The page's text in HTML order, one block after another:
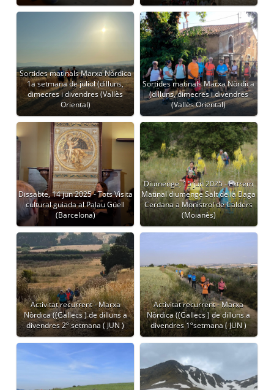
Sortides matinals Marxa Nòrdica
1a setmana de juliol (dilluns,
dimecres i divendres (Vallès
Oriental)
Sortides matinals Marxa Nòrdica
(dilluns, dimecres i divendres
(Vallès Oriental)
Dissabte, 14 jun 2025 - Tots Visita
cultural guiada al Palau Güell
(Barcelona)
Diumenge, 15 jun 2025 - Extrem
Matinal diumenge Salt de la Baga
Cerdana a Monistrol de Calders
(Moianès)
Activitat recurrent - Marxa
Nòrdica ((Gallecs ) de dilluns a
divendres 2º setmana ( JUN )
Activitat recurrent - Marxa
Nòrdica ((Gallecs ) de dilluns a
divendres 1ºsetmana ( JUN )